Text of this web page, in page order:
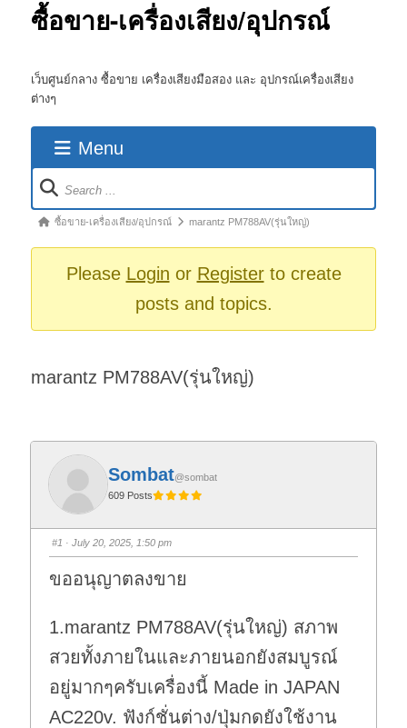
ซื้อขาย-เครื่องเสียง/อุปกรณ์
เว็บศูนย์กลาง ซื้อขาย เครื่องเสียงมือสอง และ อุปกรณ์เครื่องเสียง
ต่างๆ
Menu
Forum
Navigation
Forumซื้อขาย-เครื่องเสียง/อุปกรณ์ marantz PM788AV(รุ่นใหญ่)
Please Login or Registerto create
posts and topics.
marantz PM788AV(รุ่นใหญ่)
Sombat@sombat
609 Posts
#1 · July 20, 2025, 1:50 pm
ขออนุญาตลงขาย
1.marantz PM788AV(รุ่นใหญ่) สภาพ
สวยทั้งภายในและภายนอกยังสมบูรณ์
อยู่มากๆครับเครื่องนี้ Made in JAPAN
AC220v. ฟังก์ชั่นต่าง/ปุ่มกดยังใช้งาน